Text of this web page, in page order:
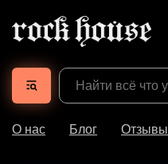
О нас Блог Отзывы